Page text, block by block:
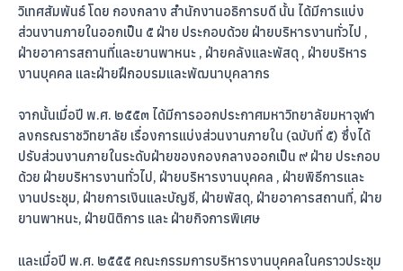
วิเทศสัมพันธ์ โดย กองกลาง สำนักงานอธิการบดี นั้น ได้มีการแบ่ง
ส่วนงานภายในออกเป็น ๕ ฝ่าย ประกอบด้วย ฝ่ายบริหารงานทั่วไป ,
ฝ่ายอาคารสถานที่และยานพาหนะ , ฝ่ายคลังและพัสดุ , ฝ่ายบริหาร
งานบุคคล และฝ่ายฝึกอบรมและพัฒนาบุคลากร
จากนั้นเมื่อปี พ.ศ. ๒๕๕๓ ได้มีการออกประกาศมหาวิทยาลัยมหาจุฬา
ลงกรณราชวิทยาลัย เรื่องการแบ่งส่วนงานภายใน (ฉบับที่ ๕) ซึ่งได้
ปรับส่วนงานภายในระดับฝ่ายของกองกลางออกเป็น ๙ ฝ่าย ประกอบ
ด้วย ฝ่ายบริหารงานทั่วไป, ฝ่ายบริหารงานบุคคล , ฝ่ายพิธีการและ
งานประชุม, ฝ่ายการเงินและบัญชี, ฝ่ายพัสดุ, ฝ่ายอาคารสถานที่, ฝ่าย
ยานพาหนะ, ฝ่ายนิติการ และ ฝ่ายกิจการพิเศษ
และเมื่อปี พ.ศ. ๒๕๕๕ คณะกรรมการบริหารงานบุคคลในคราวประชุม